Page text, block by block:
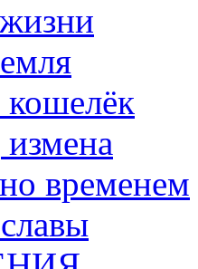
временем